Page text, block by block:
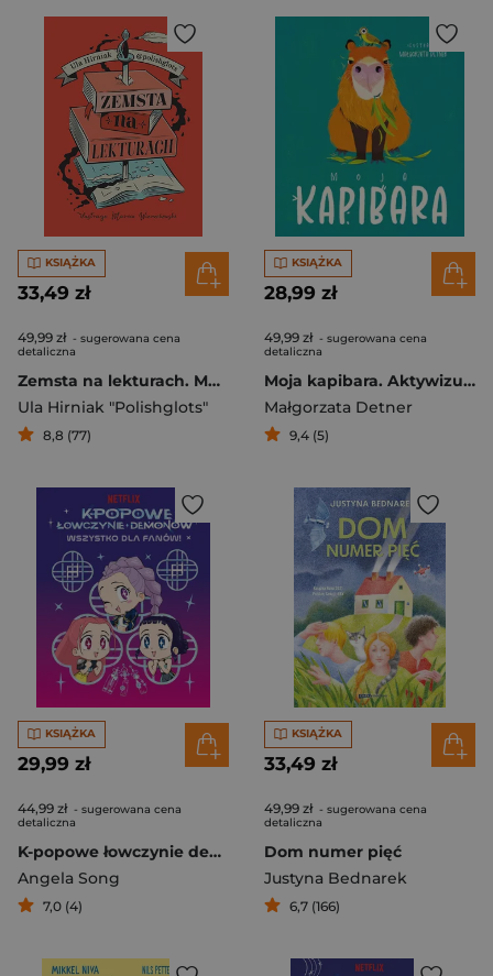
KSIĄŻKA
33,49 zł
49,99 zł - sugerowana cena
detaliczna
Zemsta na lekturach. Megapowtórka przed egzaminem ósmoklasisty
Ula Hirniak "Polishglots"
8,8 (77)
KSIĄŻKA
28,99 zł
49,99 zł - sugerowana cena
detaliczna
Moja kapibara. Aktywizująca książka dla dzieci
Małgorzata Detner
9,4 (5)
KSIĄŻKA
29,99 zł
44,99 zł - sugerowana cena
detaliczna
K-popowe łowczynie demonów. Wszystko dla fanów! Oficjalna książka
Angela Song
7,0 (4)
KSIĄŻKA
33,49 zł
49,99 zł - sugerowana cena
detaliczna
Dom numer pięć
Justyna Bednarek
6,7 (166)